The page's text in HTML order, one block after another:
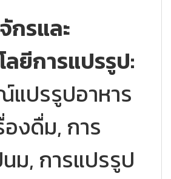
กรและ
ลยีการแปรรูป:
ปรรูปอาหาร
องดื่ม, การ
ม, การแปรรูป